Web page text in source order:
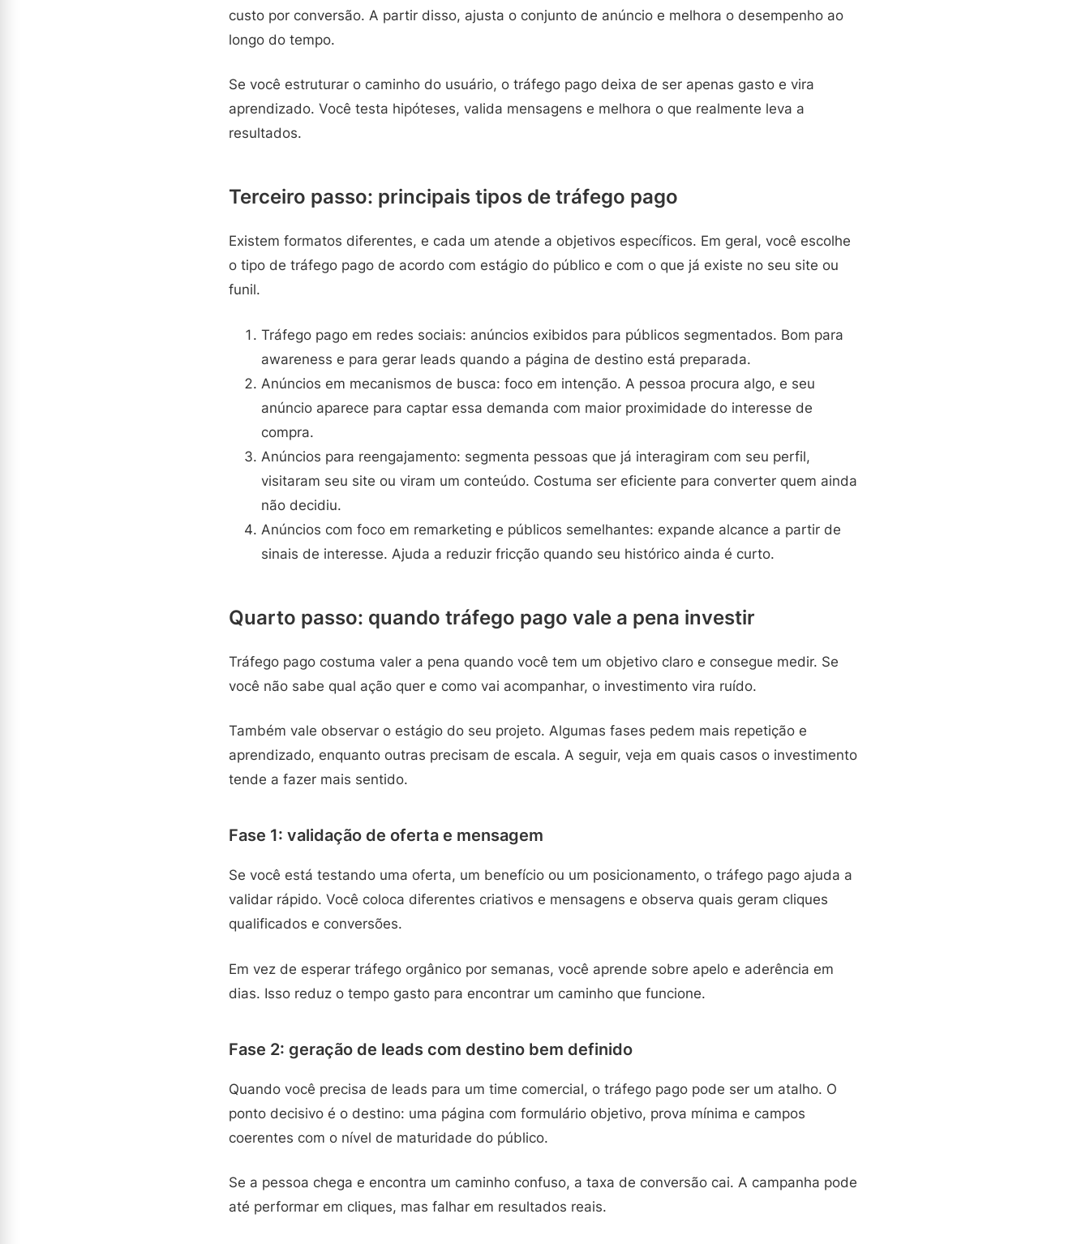
custo por conversão. A partir disso, ajusta o conjunto de anúncio e melhora o desempenho ao
longo do tempo.
Se você estruturar o caminho do usuário, o tráfego pago deixa de ser apenas gasto e vira
aprendizado. Você testa hipóteses, valida mensagens e melhora o que realmente leva a
resultados.
Terceiro passo: principais tipos de tráfego pago
Existem formatos diferentes, e cada um atende a objetivos específicos. Em geral, você escolhe
o tipo de tráfego pago de acordo com estágio do público e com o que já existe no seu site ou
funil.
Tráfego pago em redes sociais: anúncios exibidos para públicos segmentados. Bom para
awareness e para gerar leads quando a página de destino está preparada.
Anúncios em mecanismos de busca: foco em intenção. A pessoa procura algo, e seu
anúncio aparece para captar essa demanda com maior proximidade do interesse de
compra.
Anúncios para reengajamento: segmenta pessoas que já interagiram com seu perfil,
visitaram seu site ou viram um conteúdo. Costuma ser eficiente para converter quem ainda
não decidiu.
Anúncios com foco em remarketing e públicos semelhantes: expande alcance a partir de
sinais de interesse. Ajuda a reduzir fricção quando seu histórico ainda é curto.
Quarto passo: quando tráfego pago vale a pena investir
Tráfego pago costuma valer a pena quando você tem um objetivo claro e consegue medir. Se
você não sabe qual ação quer e como vai acompanhar, o investimento vira ruído.
Também vale observar o estágio do seu projeto. Algumas fases pedem mais repetição e
aprendizado, enquanto outras precisam de escala. A seguir, veja em quais casos o investimento
tende a fazer mais sentido.
Fase 1: validação de oferta e mensagem
Se você está testando uma oferta, um benefício ou um posicionamento, o tráfego pago ajuda a
validar rápido. Você coloca diferentes criativos e mensagens e observa quais geram cliques
qualificados e conversões.
Em vez de esperar tráfego orgânico por semanas, você aprende sobre apelo e aderência em
dias. Isso reduz o tempo gasto para encontrar um caminho que funcione.
Fase 2: geração de leads com destino bem definido
Quando você precisa de leads para um time comercial, o tráfego pago pode ser um atalho. O
ponto decisivo é o destino: uma página com formulário objetivo, prova mínima e campos
coerentes com o nível de maturidade do público.
Se a pessoa chega e encontra um caminho confuso, a taxa de conversão cai. A campanha pode
até performar em cliques, mas falhar em resultados reais.